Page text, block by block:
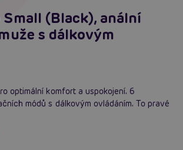
Small (Black), anální
s dálkovým
optimální komfort a uspokojení. 6
módů s dálkovým ovládáním. To pravé